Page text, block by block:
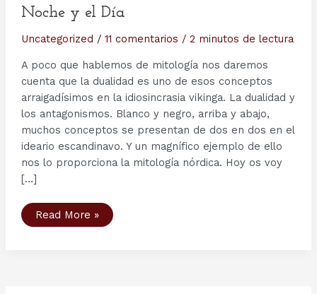
Noche y el Día
Uncategorized / 11 comentarios / 2 minutos de lectura
A poco que hablemos de mitología nos daremos
cuenta que la dualidad es uno de esos conceptos
arraigadísimos en la idiosincrasia vikinga. La dualidad y
los antagonismos. Blanco y negro, arriba y abajo,
muchos conceptos se presentan de dos en dos en el
ideario escandinavo. Y un magnífico ejemplo de ello
nos lo proporciona la mitología nórdica. Hoy os voy
[…]
Mitología
nórdica:
Read More »